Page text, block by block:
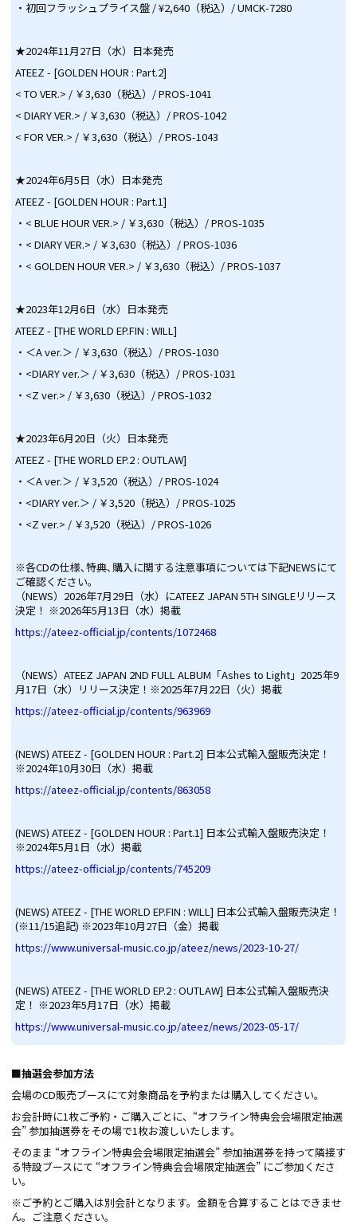
・初回フラッシュプライス盤 / ¥2,640（税込）/ UMCK-7280
★2024年11月27日（水）日本発売
ATEEZ - [GOLDEN HOUR : Part.2]
< TO VER.> / ￥3,630（税込）/ PROS-1041
< DIARY VER.> / ￥3,630（税込）/ PROS-1042
< FOR VER.> / ￥3,630（税込）/ PROS-1043
★2024年6月5日（水）日本発売
ATEEZ - [GOLDEN HOUR : Part.1]
・< BLUE HOUR VER.> / ￥3,630（税込）/ PROS-1035
・< DIARY VER.> / ￥3,630（税込）/ PROS-1036
・< GOLDEN HOUR VER.> / ￥3,630（税込）/ PROS-1037
★2023年12月6日（水）日本発売
ATEEZ - [THE WORLD EP.FIN : WILL]
・＜A ver.＞ / ￥3,630（税込）/ PROS-1030
・<DIARY ver.＞ / ￥3,630（税込）/ PROS-1031
・<Z ver.> / ￥3,630（税込）/ PROS-1032
★2023年6月20日（火）日本発売
ATEEZ - [THE WORLD EP.2 : OUTLAW]
・＜A ver.＞ / ￥3,520（税込）/ PROS-1024
・<DIARY ver.＞ / ￥3,520（税込）/ PROS-1025
・<Z ver.> / ￥3,520（税込）/ PROS-1026
※各CDの仕様､特典､購入に関する注意事項については下記NEWSにて
ご確認ください｡
（NEWS）2026年7月29日（水）にATEEZ JAPAN 5TH SINGLEリリース
決定！ ※2026年5月13日（水）掲載
https://ateez-official.jp/contents/1072468
（NEWS）ATEEZ JAPAN 2ND FULL ALBUM「Ashes to Light」2025年9
月17日（水）リリース決定！※2025年7月22日（火）掲載
https://ateez-official.jp/contents/963969
(NEWS) ATEEZ - [GOLDEN HOUR : Part.2] 日本公式輸入盤販売決定！
※2024年10月30日（水）掲載
https://ateez-official.jp/contents/863058
(NEWS) ATEEZ - [GOLDEN HOUR : Part.1] 日本公式輸入盤販売決定！
※2024年5月1日（水）掲載
https://ateez-official.jp/contents/745209
(NEWS) ATEEZ - [THE WORLD EP.FIN : WILL] 日本公式輸入盤販売決定！
(※11/15追記) ※2023年10月27日（金）掲載
https://www.universal-music.co.jp/ateez/news/2023-10-27/
(NEWS) ATEEZ - [THE WORLD EP.2 : OUTLAW] 日本公式輸入盤販売決
定！ ※2023年5月17日（水）掲載
https://www.universal-music.co.jp/ateez/news/2023-05-17/
■抽選会参加方法
会場のCD販売ブースにて対象商品を予約または購入してください。
お会計時に1枚ご予約・ご購入ごとに、“オフライン特典会会場限定抽選
会” 参加抽選券をその場で1枚お渡しいたします。
そのまま “オフライン特典会会場限定抽選会” 参加抽選券を持って隣接す
る特設ブースにて “オフライン特典会会場限定抽選会” にご参加くださ
い。
※ご予約とご購入は別会計となります。金額を合算することはできませ
ん。ご注意ください。